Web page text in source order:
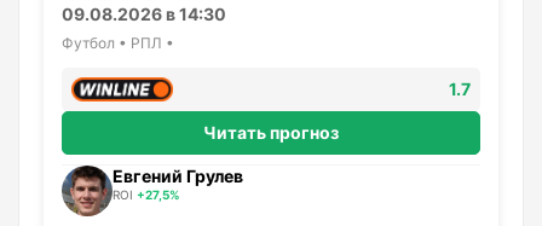
09.08.2026 в 14:30
Футбол • РПЛ •
1.7
Читать прогноз
Евгений Грулев
ROI +27,5%